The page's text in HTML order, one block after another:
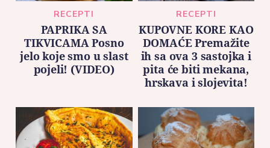
RECEPTI
PAPRIKA SA
TIKVICAMA Posno
jelo koje smo u slast
pojeli! (VIDEO)
RECEPTI
KUPOVNE KORE KAO
DOMAĆE Premažite
ih sa ova 3 sastojka i
pita će biti mekana,
hrskava i slojevita!